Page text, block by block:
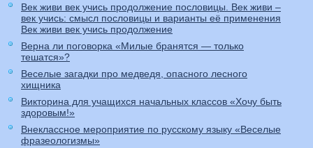
Век живи век учись продолжение пословицы. Век живи –
век учись: смысл пословицы и варианты её применения
Век живи век учись продолжение
Верна ли поговорка «Милые бранятся — только
тешатся»?
Веселые загадки про медведя, опасного лесного
хищника
Викторина для учащихся начальных классов «Хочу быть
здоровым!»
Внеклассное мероприятие по русскому языку «Веселые
фразеологизмы»